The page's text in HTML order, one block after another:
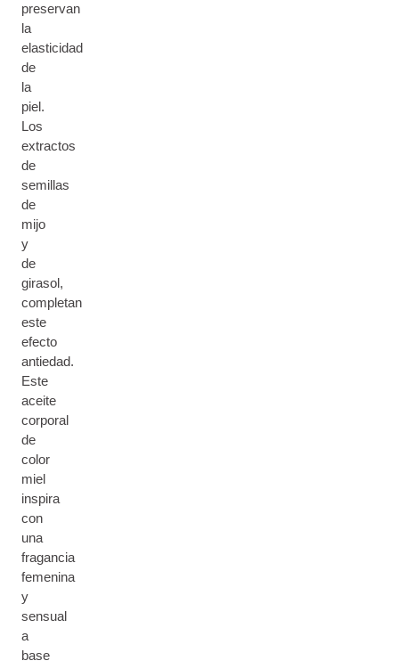
preservan
la
elasticidad
de
la
piel.
Los
extractos
de
semillas
de
mijo
y
de
girasol,
completan
este
efecto
antiedad.
Este
aceite
corporal
de
color
miel
inspira
con
una
fragancia
femenina
y
sensual
a
base